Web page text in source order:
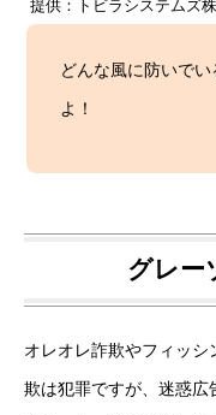
提供：トビラシステムズ
どんな風に防いでい
よ！
グレー
オレオレ詐欺やフィッシ
欺は犯罪ですが、迷惑広